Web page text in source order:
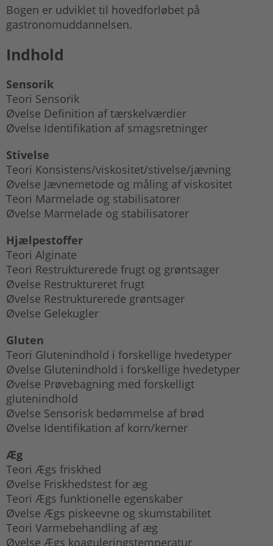
Bogen er udviklet til hovedforløbet på
gastronomuddannelsen.
Indhold
Sensorik
Teori Sensorik
Øvelse Definition af tærskelværdier
Øvelse Identifikation af smagsretninger
Stivelse
Teori Konsistens/viskositet/stivelse/jævning
Øvelse Jævnemetode og måling af viskositet
Teori Marmelade og stabilisatorer
Øvelse Marmelade og stabilisatorer
Hjælpestoffer
Teori Alginate
Teori Restrukturerede frugt og grøntsager
Øvelse Restruktureret frugt
Øvelse Restrukturerede grøntsager
Øvelse Gelekugler
Gluten
Teori Glutenindhold i forskellige hvedetyper
Øvelse Glutenindhold i forskellige hvedetyper
Øvelse Prøvebagning med forskelligt
glutenindhold
Øvelse Sensorisk bedømmelse af brød
Øvelse Identifikation af korn/kerner
Æg
Teori Ægs friskhed
Øvelse Friskhedstest for æg
Teori Ægs funktionelle egenskaber
Øvelse Ægs piskeevne og skumstabilitet
Teori Varmebehandling af æg
Øvelse Ægs koaguleringstemperatur